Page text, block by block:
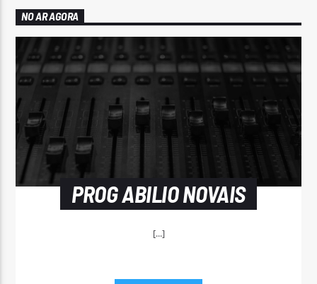
NO AR AGORA
PROG ABILIO NOVAIS
[...]